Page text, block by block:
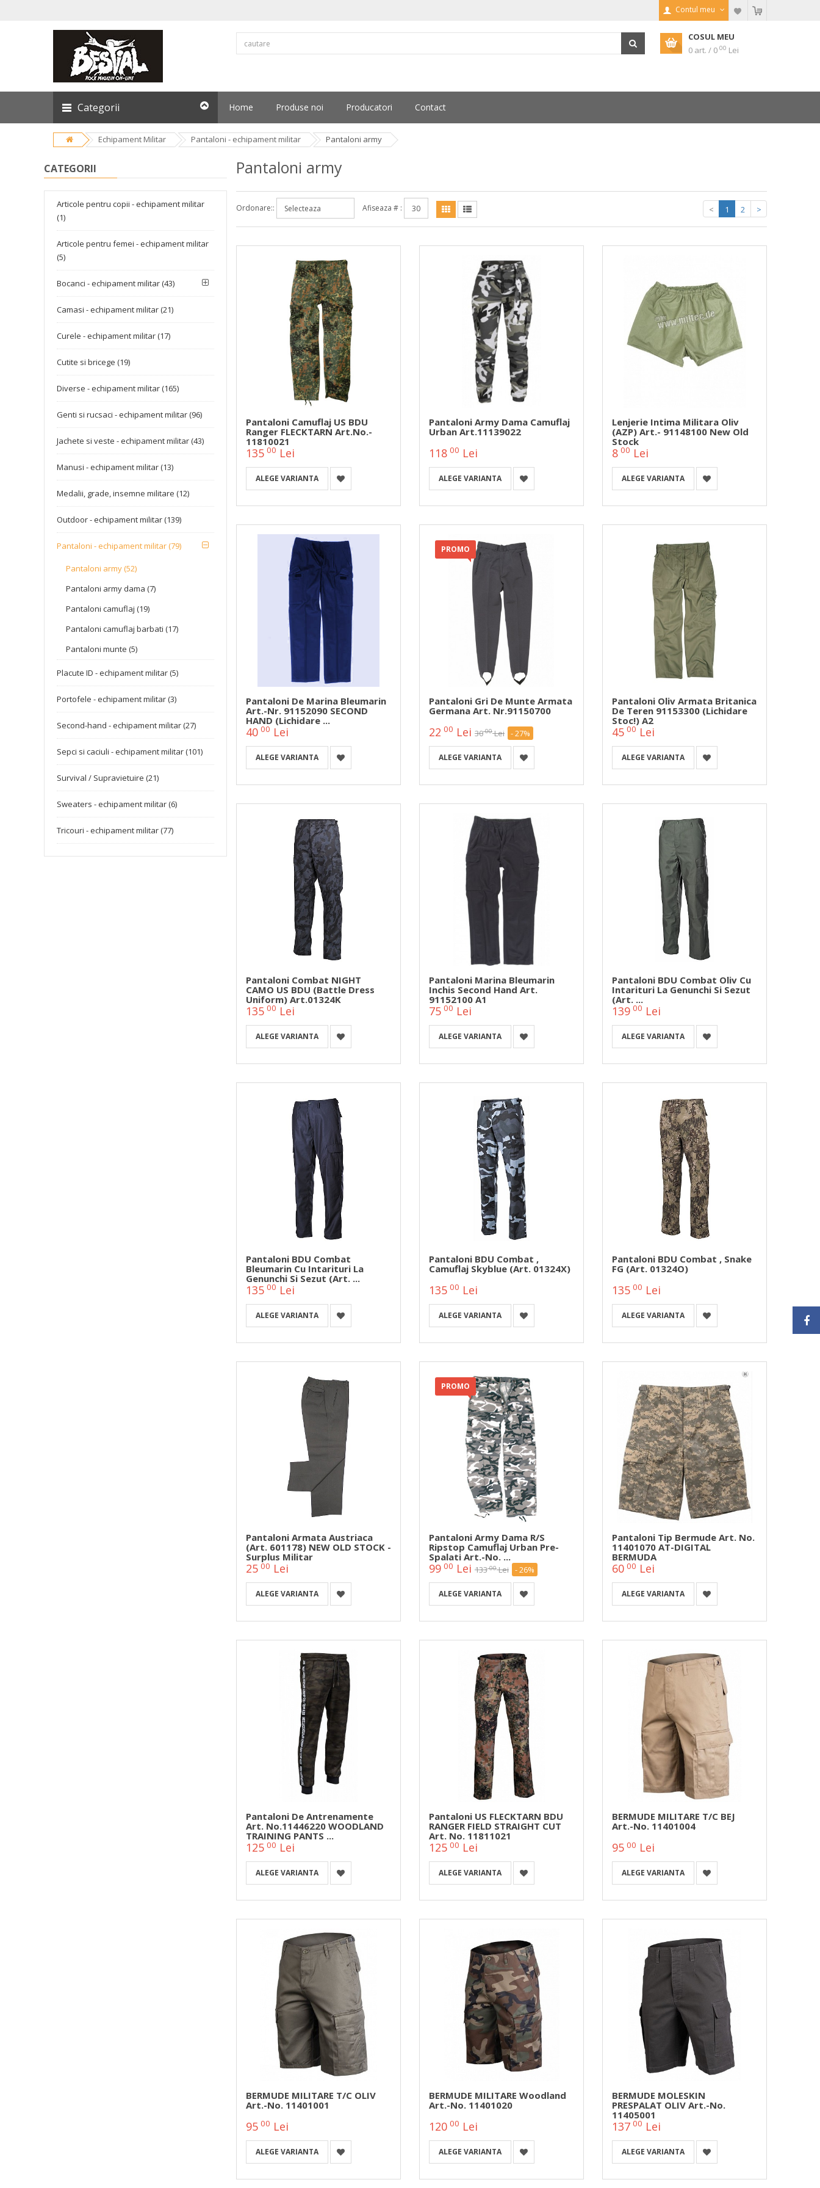
Contul meu
COSUL MEU
0 art. / 0 00 Lei
Categorii Home Produse noi Producatori Contact
Echipament Militar Pantaloni - echipament militar Pantaloni army
CATEGORII
Articole pentru copii - echipament militar
(1)
Articole pentru femei - echipament militar
(5)
Bocanci - echipament militar (43)
Camasi - echipament militar (21)
Curele - echipament militar (17)
Cutite si bricege (19)
Diverse - echipament militar (165)
Genti si rucsaci - echipament militar (96)
Jachete si veste - echipament militar (43)
Manusi - echipament militar (13)
Medalii, grade, insemne militare (12)
Outdoor - echipament militar (139)
Pantaloni - echipament militar (79)
Pantaloni army (52)
Pantaloni army dama (7)
Pantaloni camuflaj (19)
Pantaloni camuflaj barbati (17)
Pantaloni munte (5)
Placute ID - echipament militar (5)
Portofele - echipament militar (3)
Second-hand - echipament militar (27)
Sepci si caciuli - echipament militar (101)
Survival / Supravietuire (21)
Sweaters - echipament militar (6)
Tricouri - echipament militar (77)
Pantaloni army
Ordonare:: Afiseaza # : < 1 2 >
Pantaloni Camuflaj US BDU
Ranger FLECKTARN Art.No.-
11810021
135 00 Lei
ALEGE VARIANTA
Pantaloni Army Dama Camuflaj
Urban Art.11139022
118 00 Lei
ALEGE VARIANTA
Lenjerie Intima Militara Oliv
(AZP) Art.- 91148100 New Old
Stock
8 00 Lei
ALEGE VARIANTA
Pantaloni De Marina Bleumarin
Art.-Nr. 91152090 SECOND
HAND (Lichidare ...
40 00 Lei
ALEGE VARIANTA
PROMO
Pantaloni Gri De Munte Armata
Germana Art. Nr.91150700
22 00 Lei 3000 Lei - 27%
ALEGE VARIANTA
Pantaloni Oliv Armata Britanica
De Teren 91153300 (Lichidare
Stoc!) A2
45 00 Lei
ALEGE VARIANTA
Pantaloni Combat NIGHT
CAMO US BDU (Battle Dress
Uniform) Art.01324K
135 00 Lei
ALEGE VARIANTA
Pantaloni Marina Bleumarin
Inchis Second Hand Art.
91152100 A1
75 00 Lei
ALEGE VARIANTA
Pantaloni BDU Combat Oliv Cu
Intarituri La Genunchi Si Sezut
(Art. ...
13900 Lei
ALEGE VARIANTA
Pantaloni BDU Combat
Bleumarin Cu Intarituri La
Genunchi Si Sezut (Art. ...
135 00 Lei
ALEGE VARIANTA
Pantaloni BDU Combat ,
Camuflaj Skyblue (Art. 01324X)
135 00 Lei
ALEGE VARIANTA
Pantaloni BDU Combat , Snake
FG (Art. 01324O)
135 00 Lei
ALEGE VARIANTA
Pantaloni Armata Austriaca
(Art. 601178) NEW OLD STOCK -
Surplus Militar
25 00 Lei
ALEGE VARIANTA
PROMO
Pantaloni Army Dama R/S
Ripstop Camuflaj Urban Pre-
Spalati Art.-No. ...
9900 Lei 13300 Lei - 26%
ALEGE VARIANTA
Pantaloni Tip Bermude Art. No.
11401070 AT-DIGITAL
BERMUDA
6000 Lei
ALEGE VARIANTA
Pantaloni De Antrenamente
Art. No.11446220 WOODLAND
TRAINING PANTS ...
125 00 Lei
ALEGE VARIANTA
Pantaloni US FLECKTARN BDU
RANGER FIELD STRAIGHT CUT
Art. No. 11811021
125 00 Lei
ALEGE VARIANTA
BERMUDE MILITARE T/C BEJ
Art.-No. 11401004
95 00 Lei
ALEGE VARIANTA
BERMUDE MILITARE T/C OLIV
Art.-No. 11401001
95 00 Lei
ALEGE VARIANTA
BERMUDE MILITARE Woodland
Art.-No. 11401020
12000 Lei
ALEGE VARIANTA
BERMUDE MOLESKIN
PRESPALAT OLIV Art.-No.
11405001
13700 Lei
ALEGE VARIANTA